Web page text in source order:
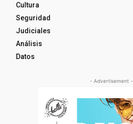
Cultura
Seguridad
Judiciales
Análisis
Datos
- Advertisement -